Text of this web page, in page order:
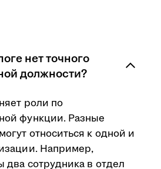
нет точного
должности?
роли по
функции. Разные
относиться к одной и
Например,
сотрудника в отдел